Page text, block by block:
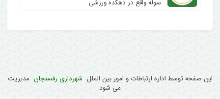
سوله واقع در دهکده ورزشی
این صفحه توسط اداره ارتباطات و امور بین الملل شهرداری رفسنجان مدیریت
می شود